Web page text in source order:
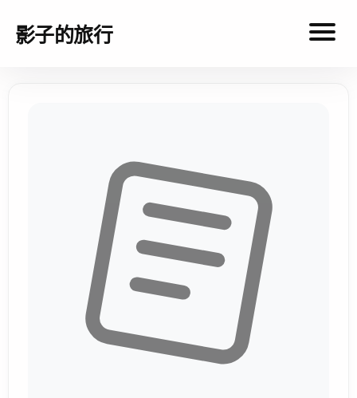
影子的旅行